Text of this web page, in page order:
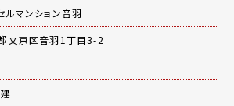
ルマンション音羽
文京区音羽1丁目3-2